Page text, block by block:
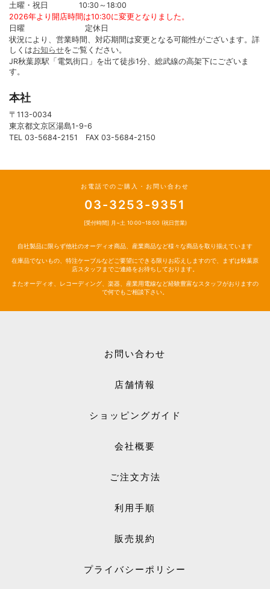
土曜・祝日 10:30～18:00
2026年より開店時間は10:30に変更となりました。
日曜 定休日
状況により、営業時間、対応期間は変更となる可能性がございます。詳
しくはお知らせをご覧ください。
JR秋葉原駅「電気街口」を出て徒歩1分、総武線の高架下にございま
す。
本社
〒113-0034
東京都文京区湯島1-9-6
TEL 03-5684-2151 FAX 03-5684-2150
お電話でのご購入・お問い合わせ
03-3253-9351
[受付時間] 月~土 10:00~18:00 (祝日営業)
自社製品に限らず他社のオーディオ商品、産業商品など様々な商品を取り揃えています
在庫品でないもの、特注ケーブルなどご要望にできる限りお応えしますので、まずは秋葉原
店スタッフまでご連絡をお待ちしております。
またオーディオ、レコーディング、楽器、産業用電線など経験豊富なスタッフがおりますの
で何でもご相談下さい。
お問い合わせ
店舗情報
ショッピングガイド
会社概要
ご注文方法
利用手順
販売規約
プライバシーポリシー